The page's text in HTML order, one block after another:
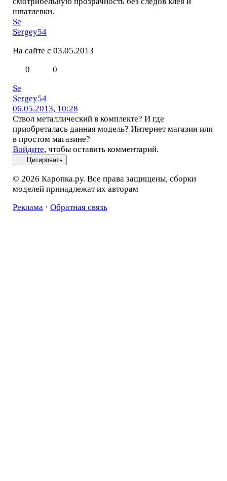
шпатлевки.
Se
Sergey54
На сайте с 03.05.2013
0
0
Se
Sergey54
06.05.2013, 10:28
Ствол металлический в комплекте? И где
приобреталась данная модель? Интернет магазин или
в простом магазине?
Войдите, чтобы оставить комментарий.
Цитировать
© 2026 Каропка.ру. Все права защищены, сборки
моделей принадлежат их авторам
Реклама· Обратная связь